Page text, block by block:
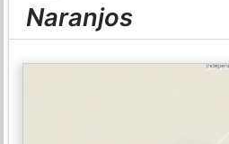
Naranjos